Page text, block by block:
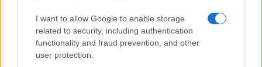
I want to allow Google to enable storage
related to security, including authentication
functionality and fraud prevention, and other
user protection.
για την Παιδεία και την εργασία
στοiPaideia.gr